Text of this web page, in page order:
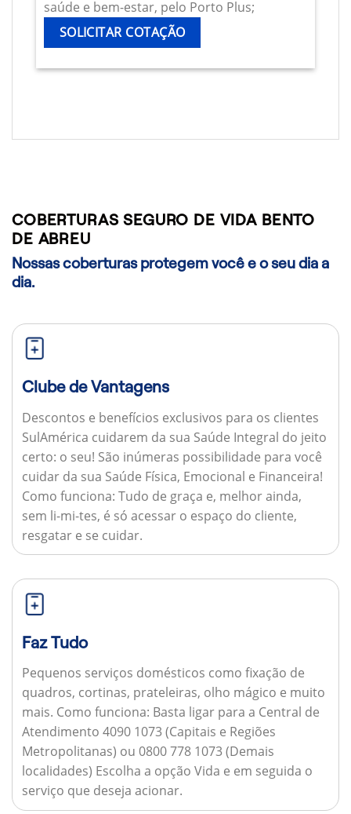
saúde e bem-estar, pelo Porto Plus;
SOLICITAR COTAÇÃO
COBERTURAS SEGURO DE VIDA BENTO
DE ABREU
Nossas coberturas protegem você e o seu dia a
dia.
Clube de Vantagens
Descontos e benefícios exclusivos para os clientes
SulAmérica cuidarem da sua Saúde Integral do jeito
certo: o seu! São inúmeras possibilidade para você
cuidar da sua Saúde Física, Emocional e Financeira!
Como funciona: Tudo de graça e, melhor ainda,
sem li-mi-tes, é só acessar o espaço do cliente,
resgatar e se cuidar.
Faz Tudo
Pequenos serviços domésticos como fixação de
quadros, cortinas, prateleiras, olho mágico e muito
mais. Como funciona: Basta ligar para a Central de
Atendimento 4090 1073 (Capitais e Regiões
Metropolitanas) ou 0800 778 1073 (Demais
localidades) Escolha a opção Vida e em seguida o
serviço que deseja acionar.